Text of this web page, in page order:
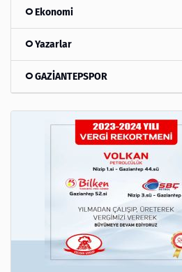
Ekonomi
Yazarlar
GAZİANTEPSPOR